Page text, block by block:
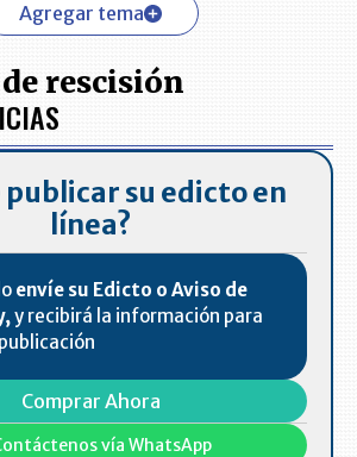
Agregar tema
rescisión
publicar su edicto en
línea?
envíe su Edicto o Aviso de
y recibirá la información para
Comprar Ahora
vía WhatsApp